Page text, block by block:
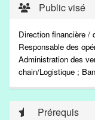
Public visé
Direction financière /
Responsable des
Administration des
chain/Logistique ;
Prérequis